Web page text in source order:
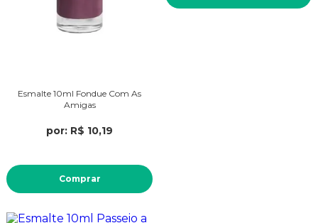
Esmalte 10ml Fondue Com As
Amigas
por: R$ 10,19
Comprar